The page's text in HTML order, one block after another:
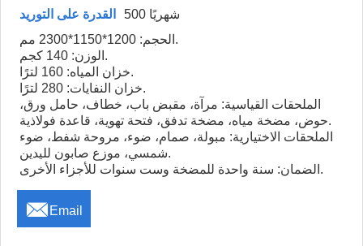
القدرة على التوريد
500 شهريًا
الحجم: 1200*1150*2300 مم.
الوزن: 140 كجم.
خزان المياه: 160 لترًا.
خزان النفايات: 280 لترًا.
الملحقات القياسية: مرآة، مقبض باب، خطاف، حامل ورق،
حوض، مضخة مياه، مضخة تدفق، فتحة تهوية، قاعدة فولاذية.
الملحقات الاختيارية: مبولة، صمام، ضوء، مروحة شفط، ضوء
شمسي، موزع صابون لليدين.
الضمان: سنة واحدة للمضخة وست سنوات للأجزاء الأخرى.
 Email